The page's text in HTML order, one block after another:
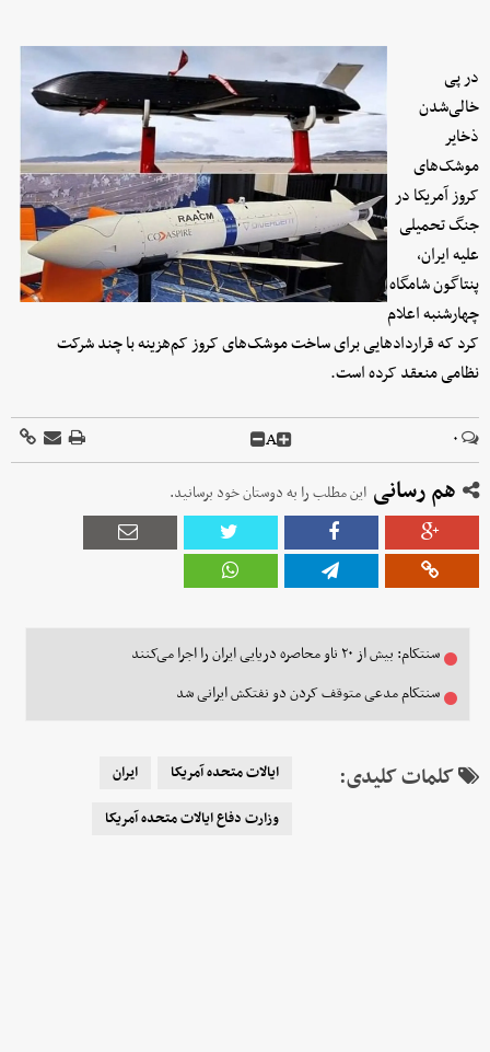
در پی
خالی‌شدن
ذخایر
موشک‌های
کروز آمریکا در
جنگ تحمیلی
علیه ایران،
پنتاگون شامگاه
چهارشنبه اعلام
کرد که قراردادهایی برای ساخت موشک‌های کروز کم‌هزینه با چند شرکت
نظامی منعقد کرده است.
۰ A
هم رسانی این مطلب را به دوستان خود برسانید.
سنتکام: بیش از ۲۰ ناو محاصره دریایی ایران را اجرا می‌کنند
سنتکام مدعی متوقف کردن دو نفتکش ایرانی شد
کلمات کلیدی: ایالات متحده آمریکا
ایران
وزارت دفاع ایالات متحده آمریکا